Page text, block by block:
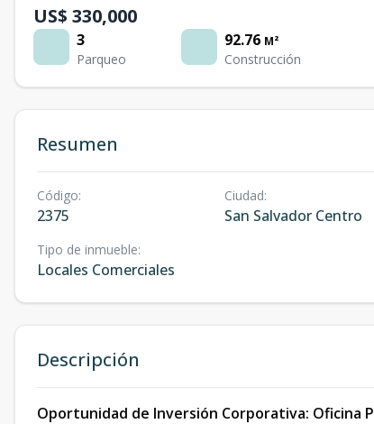
US$ 330,000
3
Parqueo
92.76 M²
Construcción
Resumen
Código:
2375
Ciudad:
San Salvador Centro
Tipo de inmueble:
Locales Comerciales
Descripción
Oportunidad de Inversión Corporativa: Oficina